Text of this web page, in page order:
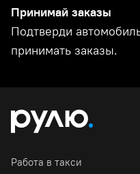
Принимай заказы
Подтверди
принимать заказы.
Работа в такси